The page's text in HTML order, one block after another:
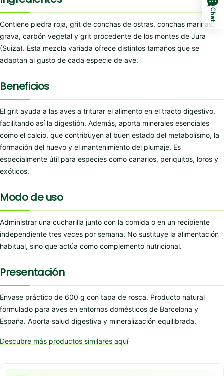
Contiene piedra roja, grit de conchas de ostras, conchas marinas,
grava, carbón vegetal y grit procedente de los montes de Jura
(Suiza). Esta mezcla variada ofrece distintos tamaños que se
adaptan al gusto de cada especie de ave.
Beneficios
El grit ayuda a las aves a triturar el alimento en el tracto digestivo,
facilitando así la digestión. Además, aporta minerales esenciales
como el calcio, que contribuyen al buen estado del metabolismo, la
formación del huevo y el mantenimiento del plumaje. Es
especialmente útil para especies como canarios, periquitos, loros y
exóticos.
Modo de uso
Administrar una cucharilla junto con la comida o en un recipiente
independiente tres veces por semana. No sustituye la alimentación
habitual, sino que actúa como complemento nutricional.
Presentación
Envase práctico de 600 g con tapa de rosca. Producto natural
formulado para aves en entornos domésticos de Barcelona y
España. Aporta salud digestiva y mineralización equilibrada.
Descubre más productos similares aquí
Chat